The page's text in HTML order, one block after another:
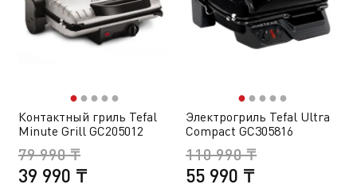
●● ● ● ●
Контактный гриль Tefal
Minute Grill GC205012
39 990 ₸
79 990 ₸
●● ● ● ●
Электрогриль Tefal Ultra
Compact GC305816
55 990 ₸
110 990 ₸